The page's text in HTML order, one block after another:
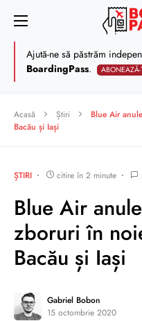
Ajută-ne să păstrăm
BoardingPass.
Acasă Știri
Blue Air
Bacău și Iași
ȘTIRI citire în 2 minute
Blue Air
zboruri în
Bacău și Iași
Gabriel Bobon
15 octombrie 2020